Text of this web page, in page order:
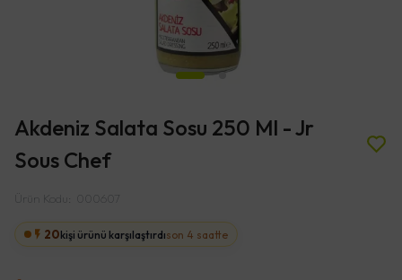
Akdeniz Salata Sosu 250 Ml - Jr
Sous Chef
Ürün Kodu : 000607
20kişi ürünü karşılaştırdıson 4 saatte